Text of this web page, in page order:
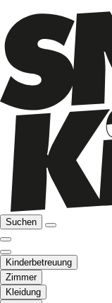
Suchen
Kinderbetreuung
Zimmer
Kleidung